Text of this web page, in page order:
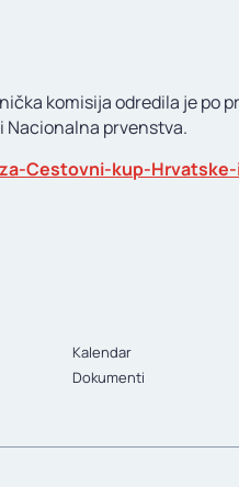
komisija odredila je po
Nacionalna prvenstva.
Cestovni-kup-Hrvatske-
Kalendar
Dokumenti